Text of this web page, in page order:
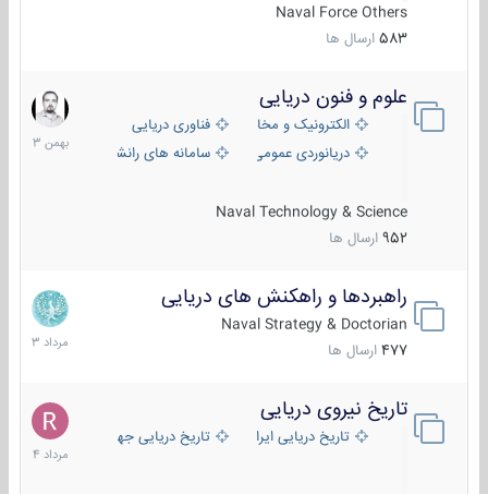
Naval Force Others
583 ارسال ها
علوم و فنون دریایی
الکترونیک و مخابرات دریاییفناوری دریایی
دریانوردی عمومی
سامانه های رانشی دریایی
Naval Technology & Science
952 ارسال ها
6
بهمن
1403
راهبردها و راهکنش های دریایی
Naval Strategy & Doctorian
477 ارسال ها
2
مرداد
1403
تاریخ نیروی دریایی
تاریخ دریایی ایران تاریخ دریایی جهان
16
مرداد
1404